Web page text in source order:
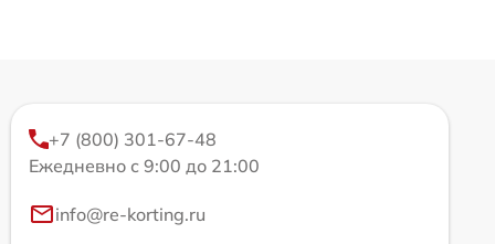
+7 (800) 301-67-48
Ежедневно с 9:00 до 21:00
info@re-korting.ru